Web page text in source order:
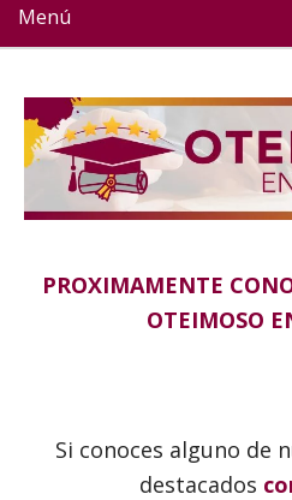
Menú
PROXIMAMENTE
OTEIMOSO
Si conoces alguno de
destacados